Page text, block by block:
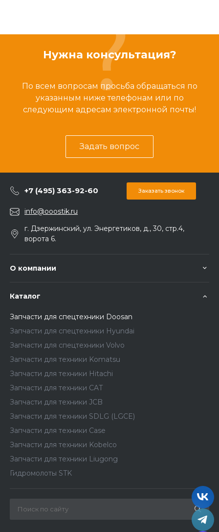
Нужна консультация?
По всем вопросам просьба обращаться по
указанным ниже телефонам или по
следующим адресам электронной почты!
Задать вопрос
+7 (495) 363-92-60 Заказать звонок
info@ooostik.ru
г. Дзержинский, ул. Энергетиков, д., 30, стр.4,
ворота 6.
О компании
Каталог
Запчасти для спецтехники Doosan
Запчасти для спецтехники Hyundai
Запчасти для спецтехники Volvo
Запчасти для техники Komatsu
Запчасти для техники Hitachi
Запчасти для техники CAT
Запчасти для техники JCB
Запчасти для техники SDLG (LGCE)
Запчасти для техники Case
Запчасти для техники Kobelco
Запчасти для техники Liugong
Гидромолоты STK